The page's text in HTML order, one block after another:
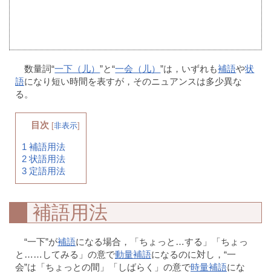
数量詞“一下（儿）”と“一会（儿）”は，いずれも補語や状
語になり短い時間を表すが，そのニュアンスは多少異な
る。
目次 [非表示]
1 補語用法
2 状語用法
3 定語用法
補語用法
“一下”が補語になる場合，「ちょっと…する」「ちょっ
と……してみる」の意で動量補語になるのに対し，“一
会”は「ちょっとの間」「しばらく」の意で時量補語にな